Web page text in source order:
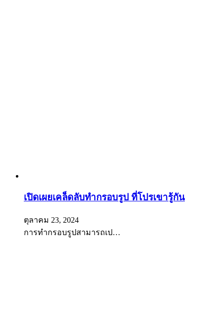
เปิดเผยเคล็ดลับทำกรอบรูป ที่โปรเขารู้กัน
ตุลาคม 23, 2024
การทำกรอบรูปสามารถเป…